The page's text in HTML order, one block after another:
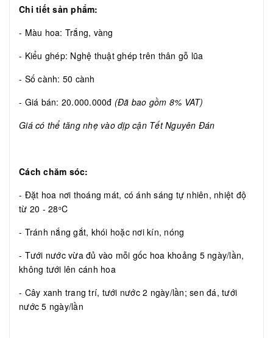
Chi tiết sản phẩm:
- Màu hoa: Trắng, vàng
- Kiểu ghép: Nghệ thuật ghép trên thân gỗ lũa
- Số cành: 50 cành
- Giá bán: 20.000.000đ (Đã bao gồm 8% VAT)
Giá có thể tăng nhẹ vào dịp cận Tết Nguyên Đán
Cách chăm sóc:
- Đặt hoa nơi thoáng mát, có ánh sáng tự nhiên, nhiệt độ
từ 20 - 28oC
- Tránh nắng gắt, khói hoặc nơi kín, nóng
- Tưới nước vừa đủ vào mỗi gốc hoa khoảng 5 ngày/lần,
không tưới lên cánh hoa
- Cây xanh trang trí, tưới nước 2 ngày/lần; sen đá, tưới
nước 5 ngày/lần